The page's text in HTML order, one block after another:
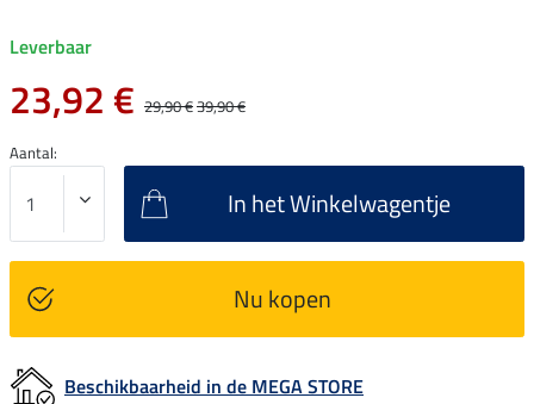
Leverbaar
23,92 € 29,90 €39,90 €
Aantal:
In het Winkelwagentje
Nu kopen
Beschikbaarheid in de MEGA STORE